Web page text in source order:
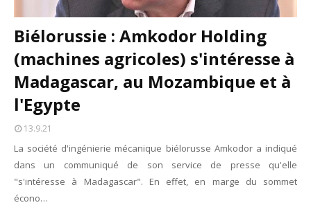
Biélorussie : Amkodor Holding
(machines agricoles) s'intéresse à
Madagascar, au Mozambique et à
l'Egypte
13.9.21
La société d'ingénierie mécanique biélorusse Amkodor a indiqué
dans un communiqué de son service de presse qu'elle
"s'intéresse à Madagascar". En effet, en marge du sommet
écono…